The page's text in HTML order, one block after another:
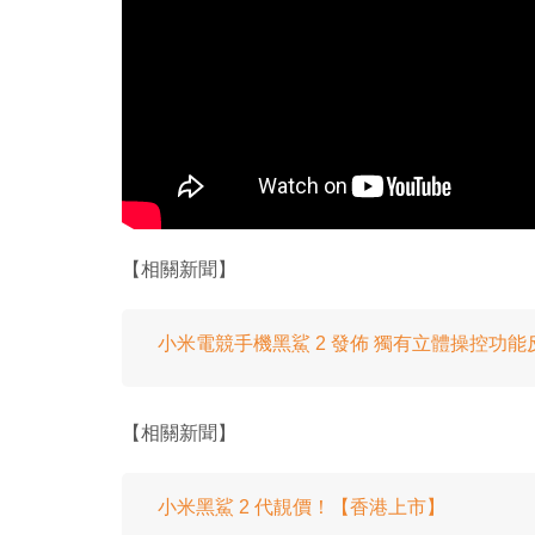
【相關新聞】
小米電競手機黑鯊 2 發佈 獨有立體操控功能
【相關新聞】
小米黑鯊 2 代靚價！【香港上市】